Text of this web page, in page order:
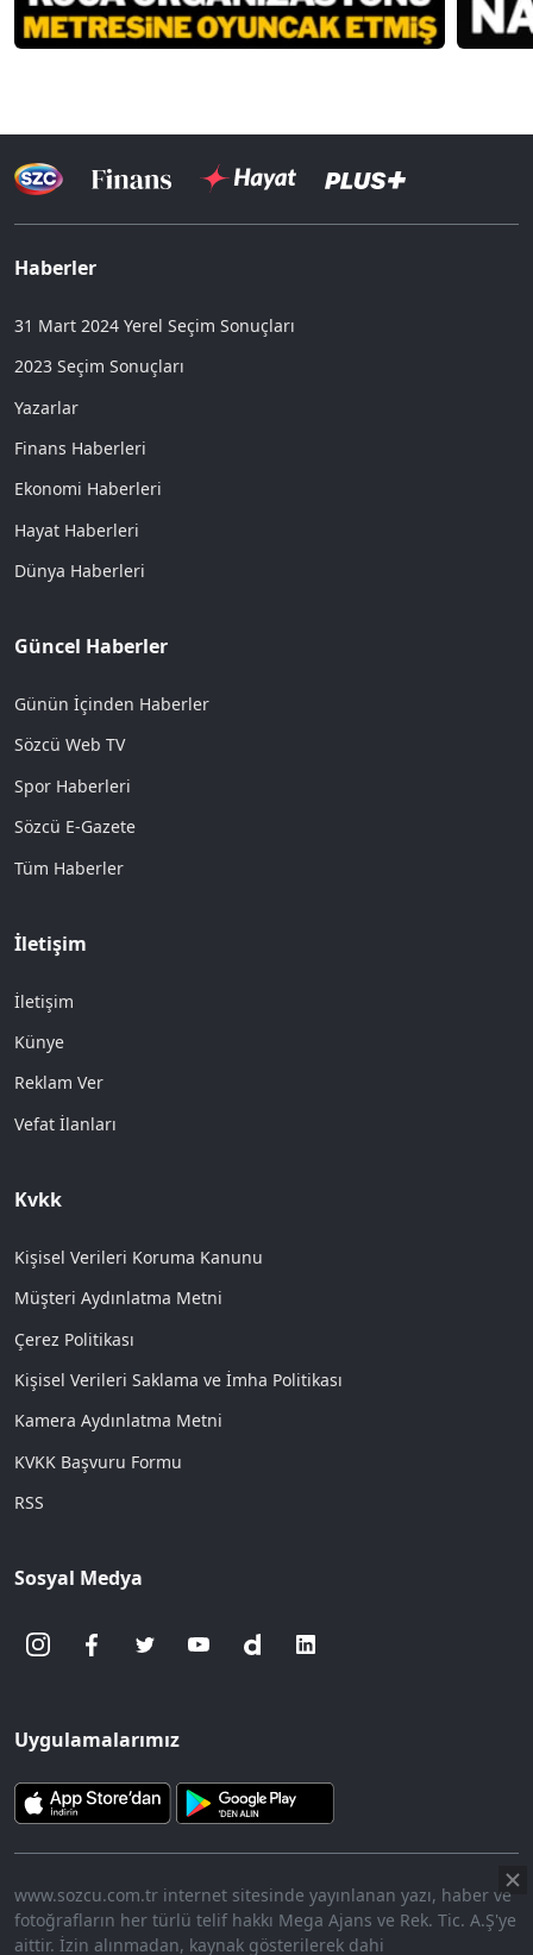
Haberler
31 Mart 2024 Yerel Seçim Sonuçları
2023 Seçim Sonuçları
Yazarlar
Finans Haberleri
Ekonomi Haberleri
Hayat Haberleri
Dünya Haberleri
Güncel Haberler
Günün İçinden Haberler
Sözcü Web TV
Spor Haberleri
Sözcü E-Gazete
Tüm Haberler
İletişim
İletişim
Künye
Reklam Ver
Vefat İlanları
Kvkk
Kişisel Verileri Koruma Kanunu
Müşteri Aydınlatma Metni
Çerez Politikası
Kişisel Verileri Saklama ve İmha Politikası
Kamera Aydınlatma Metni
KVKK Başvuru Formu
RSS
Sosyal Medya
Uygulamalarımız
www.sozcu.com.tr internet sitesinde yayınlanan yazı, haber ve
fotoğrafların her türlü telif hakkı Mega Ajans ve Rek. Tic. A.Ş'ye
aittir. İzin alınmadan, kaynak gösterilerek dahi